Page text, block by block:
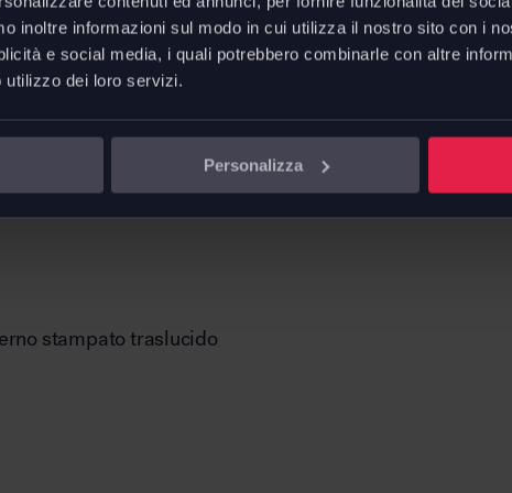
inoltre informazioni sul modo in cui utilizza il nostro sito con i
e social media, i quali potrebbero combinarle con altre
utilizzo dei loro servizi.
Personalizza
capace di portare con sé
raffinata attualità
direzionali,uffici operativi,sale
soggiorni, hall,
welcome
stampato traslucido
H. 120
Base: